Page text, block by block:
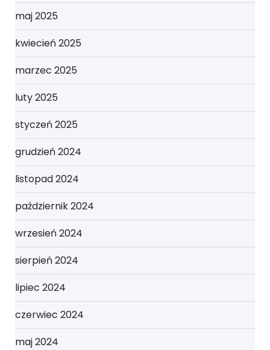
maj 2025
kwiecień 2025
marzec 2025
luty 2025
styczeń 2025
grudzień 2024
listopad 2024
październik 2024
wrzesień 2024
sierpień 2024
lipiec 2024
czerwiec 2024
maj 2024